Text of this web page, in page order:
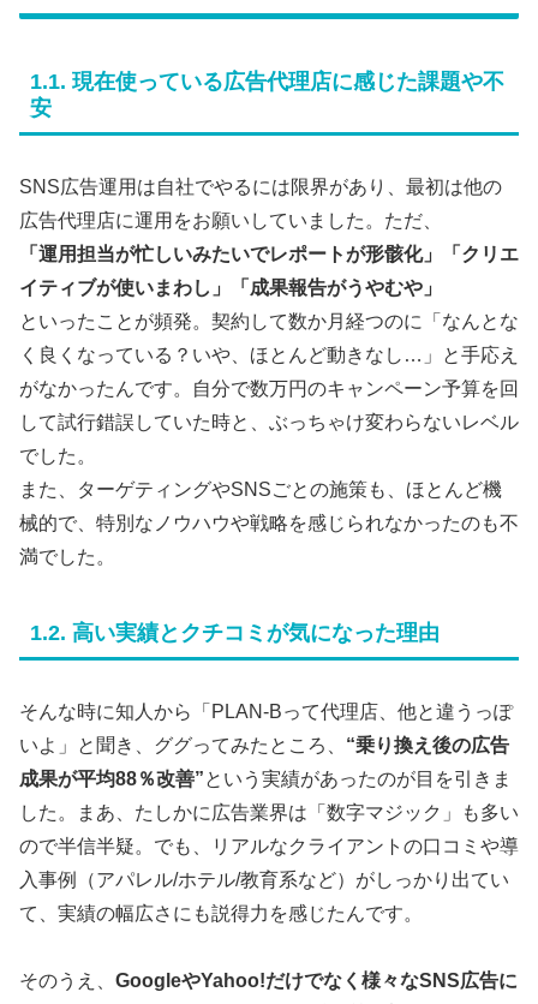
1.1. 現在使っている広告代理店に感じた課題や不
安
SNS広告運用は自社でやるには限界があり、最初は他の
広告代理店に運用をお願いしていました。ただ、
「運用担当が忙しいみたいでレポートが形骸化」「クリエ
イティブが使いまわし」「成果報告がうやむや」
といったことが頻発。契約して数か月経つのに「なんとな
く良くなっている？いや、ほとんど動きなし…」と手応え
がなかったんです。自分で数万円のキャンペーン予算を回
して試行錯誤していた時と、ぶっちゃけ変わらないレベル
でした。
また、ターゲティングやSNSごとの施策も、ほとんど機
械的で、特別なノウハウや戦略を感じられなかったのも不
満でした。
1.2. 高い実績とクチコミが気になった理由
そんな時に知人から「PLAN-Bって代理店、他と違うっぽ
いよ」と聞き、ググってみたところ、 “乗り換え後の広告
成果が平均88％改善”という実績があったのが目を引きま
した。まあ、たしかに広告業界は「数字マジック」も多い
ので半信半疑。でも、リアルなクライアントの口コミや導
入事例（アパレル/ホテル/教育系など）がしっかり出てい
て、実績の幅広さにも説得力を感じたんです。
そのうえ、 GoogleやYahoo!だけでなく様々なSNS広告に